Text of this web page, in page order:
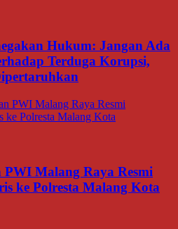
Hukum: Jangan Ada
Terduga Korupsi,
Malang Raya Resmi
ke Polresta Malang Kota